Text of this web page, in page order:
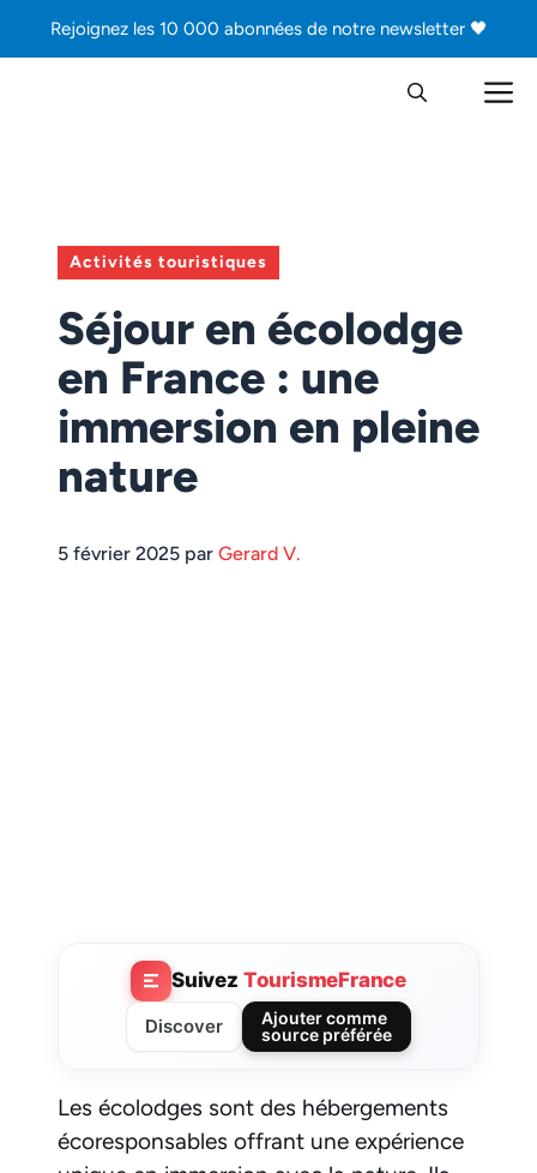
Rejoignez les 10 000 abonnées de notre newsletter 🖤
Activités touristiques
Séjour en écolodge
en France : une
immersion en pleine
nature
5 février 2025 par Gerard V.
Suivez TourismeFrance
Discover
Ajouter comme
source préférée
Les écolodges sont des hébergements
écoresponsables offrant une expérience